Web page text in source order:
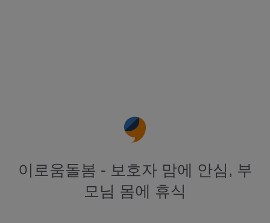
이로움돌봄 - 보호자 맘에 안심, 부
모님 몸에 휴식